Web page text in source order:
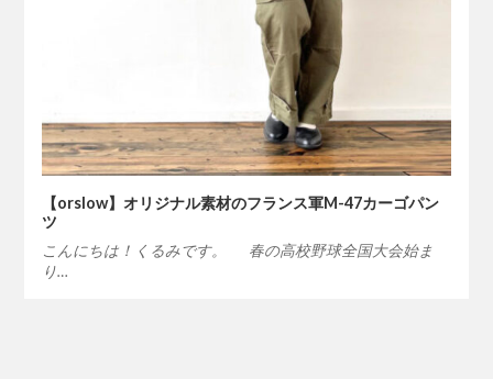
【orslow】オリジナル素材のフランス軍M-47カーゴパン
ツ
こんにちは！くるみです。 春の高校野球全国大会始ま
り…